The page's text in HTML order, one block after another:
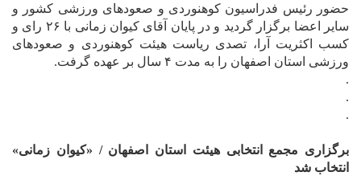
حضور رئیس فدراسیون کوهنوردی و صعودهای ورزشی کشور و
سایر اعضا برگزار گردید و در پایان آقای کیوان زمانی با ۲۶ رای و
کسب اکثریت آرا، تصدی ریاست هیئت کوهنوردی و صعودهای
ورزشی استان اصفهان را به مدت ۴ سال بر عهده گرفت.
.
.
.
برگزاری مجمع انتخابی هیئت استان اصفهان / «کیوان زمانی»
انتخاب شد